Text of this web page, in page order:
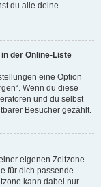
du alle deine
der Online-Liste
eine Option
Wenn du diese
und du selbst
Besucher gezählt.
eigenen Zeitzone.
für dich passende
kann dabei nur